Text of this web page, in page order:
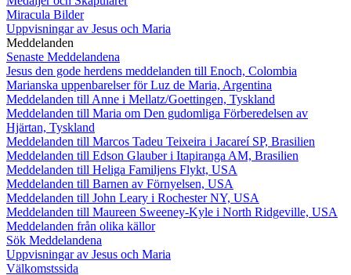
Miracula Bilder
Uppvisningar av Jesus och Maria
Meddelanden
Senaste Meddelandena
Jesus den gode herdens meddelanden till Enoch, Colombia
Marianska uppenbarelser för Luz de Maria, Argentina
Meddelanden till Anne i Mellatz/Goettingen, Tyskland
Meddelanden till Maria om Den gudomliga Förberedelsen av
Hjärtan, Tyskland
Meddelanden till Marcos Tadeu Teixeira i Jacareí SP, Brasilien
Meddelanden till Edson Glauber i Itapiranga AM, Brasilien
Meddelanden till Heliga Familjens Flykt, USA
Meddelanden till Barnen av Förnyelsen, USA
Meddelanden till John Leary i Rochester NY, USA
Meddelanden till Maureen Sweeney-Kyle i North Ridgeville, USA
Meddelanden från olika källor
Sök Meddelandena
Uppvisningar av Jesus och Maria
Välkomstssida